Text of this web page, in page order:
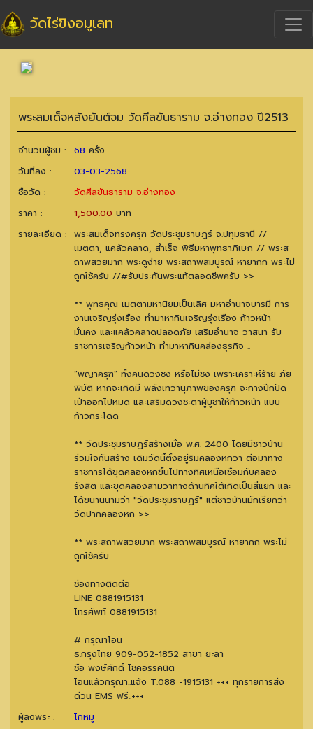
วัดไร่ขิงอมูเลท
พระสมเด็จหลังยันต์จม วัดศีลขันธาราม จ.อ่างทอง ปี2513
จำนวนผู้ชม : 68 ครั้ง
วันที่ลง :
03-03-2568
ชื่อวัด :
วัดศีลขันธาราม จ.อ่างทอง
ราคา :
1,500.00 บาท
รายละเอียด : พระสมเด็จทรงครุฑ วัดประชุมราษฎร์ จ.ปทุมธานี //
เมตตา, แคล้วคลาด, สำเร็จ พิธีมหาพุทธาภิเษก // พระส
ถาพสวยมาก พระดูง่าย พระสถาพสมบูรณ์ หายากก พระไม่
ถูกใช้ครับ //#รับประกันพระแท้ตลอดชีพครับ >>
** พุทธคุณ เมตตามหานิยมเป็นเลิศ มหาอำนาจบารมี การ
งานเจริญรุ่งเรือง ทำมาหากินเจริญรุ่งเรือง ก้าวหน้า
มั่นคง และแคล้วคลาดปลอดภัย เสริมอำนาจ วาสนา รับ
ราชการเจริญก้าวหน้า ทำมาหากินคล่องธุรกิจ ..
“พญาครุฑ” ทั้งคนดวงชง หรือไม่ชง เพราะเคราะห์ร้าย ภัย
พิบัติ หากจะเกิดมี พลังเทวานุภาพของครุฑ จะกางปีกปัด
เป่าออกไปหมด และเสริมดวงชะตาผู้บูชาให้ก้าวหน้า แบบ
ก้าวกระโดด
** วัดประชุมราษฎร์สร้างเมื่อ พ.ศ. 2400 โดยมีชาวบ้าน
ร่วมใจกันสร้าง เดิมวัดนี้ตั้งอยู่ริมคลองหกวา ต่อมาทาง
ราชการได้ขุดคลองหกขึ้นไปทางทิศเหนือเชื่อมกับคลอง
รังสิต และขุดคลองสามวาทางด้านทิศใต้เกิดเป็นสี่แยก และ
ได้ขนานนามว่า "วัดประชุมราษฎร์" แต่ชาวบ้านมักเรียกว่า
วัดปากคลองหก >>
** พระสถาพสวยมาก พระสถาพสมบูรณ์ หายากก พระไม่
ถูกใช้ครับ
ช่องทางติดต่อ
LINE 0881915131
โทรศัพท์ 0881915131
# กรุณาโอน
ธ.กรุงไทย 909-052-1852 สาขา ยะลา
ชือ พงษ์ศักดิ์ โชคอรรคนิต
โอนแล้วกรุณา..แจ้ง T.088 -1915131 +++ ทุกรายการส่ง
ด่วน EMS ฟรี..+++
ผู้ลงพระ :
โกหมู